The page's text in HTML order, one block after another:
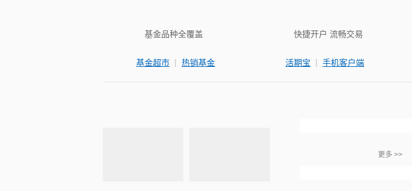
基金品种全覆盖
基金超市 | 热销基金
快捷开户 流畅交易
活期宝 | 手机客户端
更多 >>